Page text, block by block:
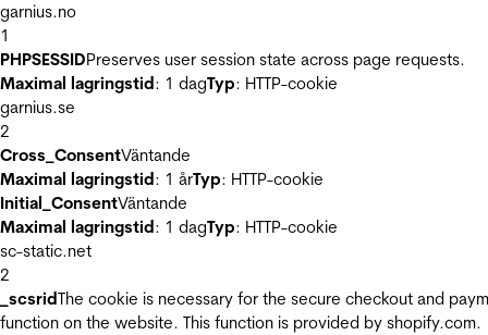
garnius.no
1
PHPSESSIDPreserves user session state across page requests.
Maximal lagringstid: 1 dagTyp: HTTP-cookie
garnius.se
2
Cross_ConsentVäntande
Maximal lagringstid: 1 årTyp: HTTP-cookie
Initial_ConsentVäntande
Maximal lagringstid: 1 dagTyp: HTTP-cookie
sc-static.net
2
_scsridThe cookie is necessary for the secure checkout and
function on the website. This function is provided by shopify.com.